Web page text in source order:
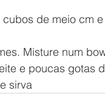
de meio cm
Misture num
e poucas gotas
sirva